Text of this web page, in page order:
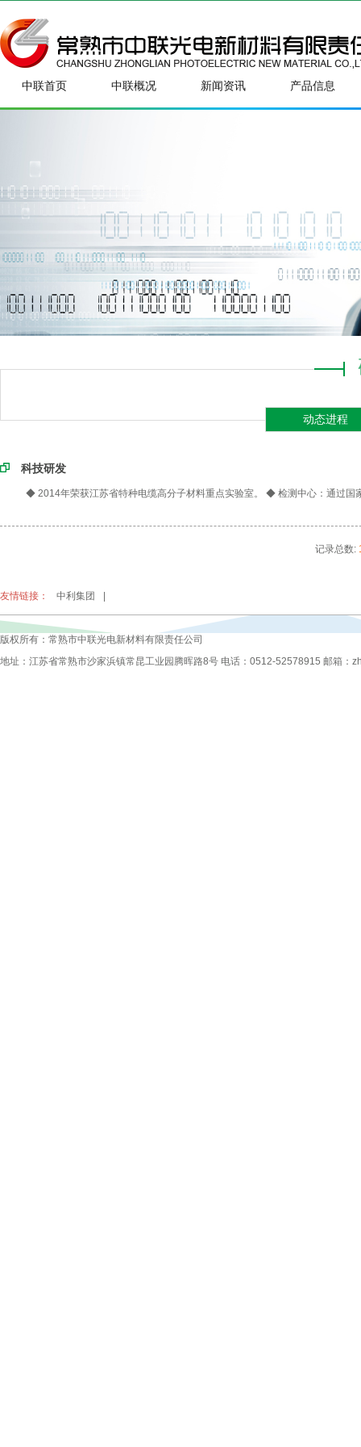
中联首页 中联概况 新闻资讯 产品信息
动态进程
科技研发
◆ 2014年荣获江苏省特种电缆高分子材料重点实验室。 ◆ 检测中心：通过国
记录总数:
友情链接： 中利集团
版权所有：常熟市中联光电新材料有限责任公司
地址：江苏省常熟市沙家浜镇常昆工业园腾晖路8号 电话：0512-52578915 邮箱：